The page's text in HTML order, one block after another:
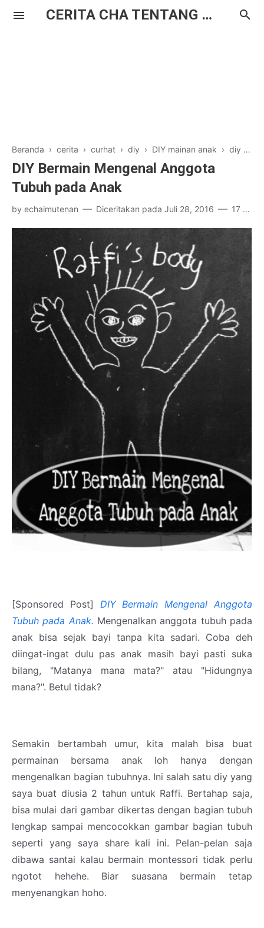
CERITA CHA TENTANG HAL BIASA
Beranda › cerita › curhat › diy › DIY mainan anak › diy montessori
DIY Bermain Mengenal Anggota
Tubuh pada Anak
by echaimutenan Diceritakan pada Juli 28, 2016 17 komentar
[Sponsored Post] DIY Bermain Mengenal Anggota
Tubuh pada Anak. Mengenalkan anggota tubuh pada
anak bisa sejak bayi tanpa kita sadari. Coba deh
diingat-ingat dulu pas anak masih bayi pasti suka
bilang, "Matanya mana mata?" atau "Hidungnya
mana?". Betul tidak?
Semakin bertambah umur, kita malah bisa buat
permainan bersama anak loh hanya dengan
mengenalkan bagian tubuhnya. Ini salah satu diy yang
saya buat diusia 2 tahun untuk Raffi. Bertahap saja,
bisa mulai dari gambar dikertas dengan bagian tubuh
lengkap sampai mencocokkan gambar bagian tubuh
seperti yang saya share kali ini. Pelan-pelan saja
dibawa santai kalau bermain montessori tidak perlu
ngotot hehehe. Biar suasana bermain tetap
menyenangkan hoho.